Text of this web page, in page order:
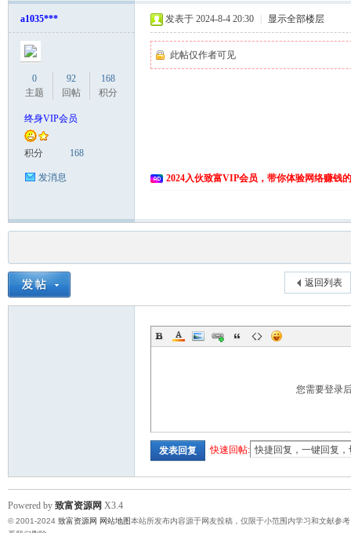
a1035***
0
主题
92
回帖
168
积分
终身VIP会员
积分 168
发消息
发表于 2024-8-4 20:30 显示全部楼层
此帖仅作者可见
2024入伙致富VIP会员，带你体验网络赚钱
返回列表
您需要登录
发表回复 快速回帖:
Powered by 致富资源网 X3.4
© 2001-2024 致富资源网 网站地图本站所发布内容源于网友投稿，仅限于小范围内学习和文献参